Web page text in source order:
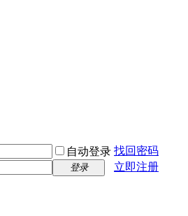
自动登录 找回密码
登录
立即注册